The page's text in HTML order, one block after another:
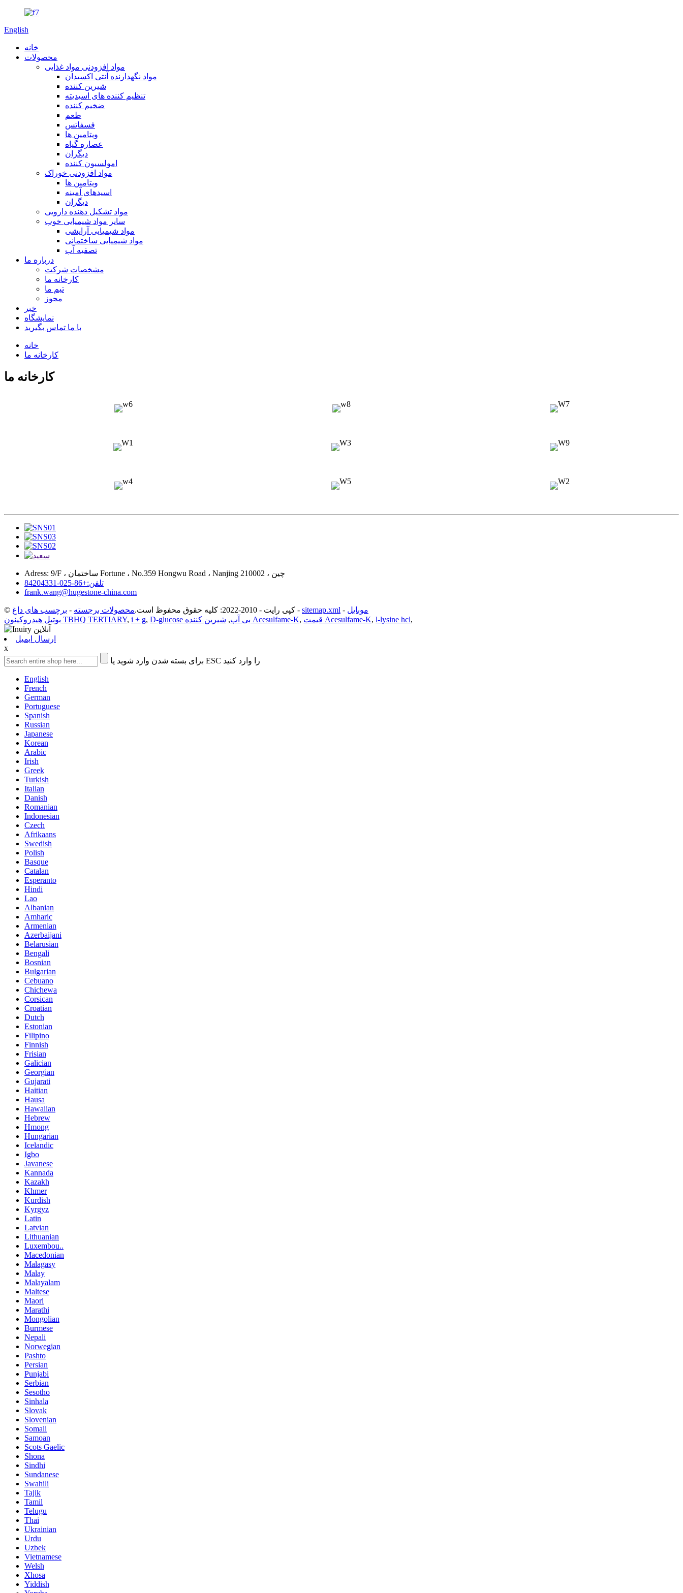
English
خانه
محصولات
مواد افزودنی مواد غذایی
مواد نگهدارنده آنتی اکسیدان
شیرین کننده
تنظیم کننده های اسیدیته
ضخیم کننده
طعم
فسفاتس
ویتامین ها
عصاره گیاه
دیگران
امولسیون کننده
مواد افزودنی خوراک
ویتامین ها
اسیدهای آمینه
دیگران
مواد تشکیل دهنده دارویی
سایر مواد شیمیایی خوب
مواد شیمیایی آرایشی
مواد شیمیایی ساختمانی
تصفیه آب
درباره ما
مشخصات شرکت
کارخانه ما
تیم ما
مجوز
خبر
نمایشگاه
با ما تماس بگیرید
خانه
کارخانه ما
کارخانه ما
Adress: 9/F ، ساختمان Fortune ، No.359 Hongwu Road ، Nanjing 210002 ، چین
تلفن:+86-025-84204331
frank.wang@hugestone-china.com
© کپی رایت - 2010-2022: کلیه حقوق محفوظ است. محصولات برجسته - برچسب های داغ - sitemap.xml - موبایل
بوتیل هیدروکینون TBHQ TERTIARY, i + g, D-glucose بی آب, شیرین کننده Acesulfame-K, قیمت Acesulfame-K, l-lysine hcl,
ارسال ایمیل
x
برای بسته شدن وارد شوید یا ESC را وارد کنید
English
French
German
Portuguese
Spanish
Russian
Japanese
Korean
Arabic
Irish
Greek
Turkish
Italian
Danish
Romanian
Indonesian
Czech
Afrikaans
Swedish
Polish
Basque
Catalan
Esperanto
Hindi
Lao
Albanian
Amharic
Armenian
Azerbaijani
Belarusian
Bengali
Bosnian
Bulgarian
Cebuano
Chichewa
Corsican
Croatian
Dutch
Estonian
Filipino
Finnish
Frisian
Galician
Georgian
Gujarati
Haitian
Hausa
Hawaiian
Hebrew
Hmong
Hungarian
Icelandic
Igbo
Javanese
Kannada
Kazakh
Khmer
Kurdish
Kyrgyz
Latin
Latvian
Lithuanian
Luxembou..
Macedonian
Malagasy
Malay
Malayalam
Maltese
Maori
Marathi
Mongolian
Burmese
Nepali
Norwegian
Pashto
Persian
Punjabi
Serbian
Sesotho
Sinhala
Slovak
Slovenian
Somali
Samoan
Scots Gaelic
Shona
Sindhi
Sundanese
Swahili
Tajik
Tamil
Telugu
Thai
Ukrainian
Urdu
Uzbek
Vietnamese
Welsh
Xhosa
Yiddish